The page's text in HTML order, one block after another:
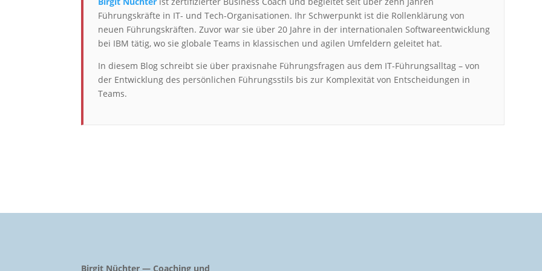
Führungskräfte in IT- und Tech-Organisationen. Ihr Schwerpunkt ist die Rollenklärung von
neuen Führungskräften. Zuvor war sie über 20 Jahre in der internationalen Softwareentwicklung
bei IBM tätig, wo sie globale Teams in klassischen und agilen Umfeldern geleitet hat.
In diesem Blog schreibt sie über praxisnahe Führungsfragen aus dem IT-Führungsalltag – von
der Entwicklung des persönlichen Führungsstils bis zur Komplexität von Entscheidungen in
Teams.
Birgit Nüchter — Coaching und